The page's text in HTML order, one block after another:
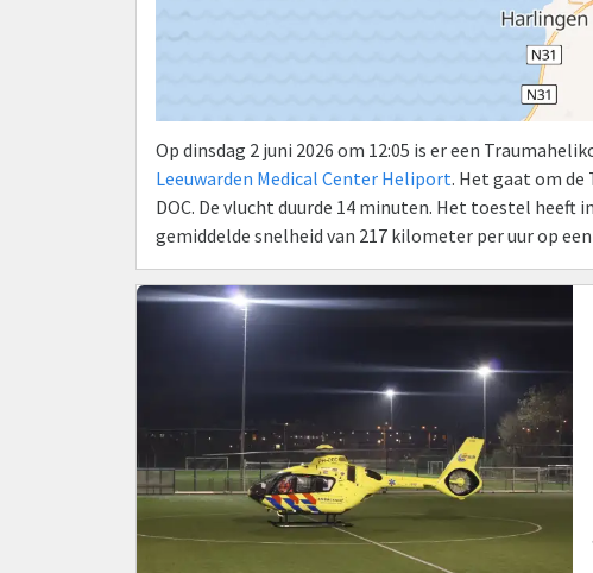
Op dinsdag 2 juni 2026 om 12:05 is er een
Leeuwarden Medical Center Heliport. Het gaat om
DOC. De vlucht duurde 14 minuten. Het toestel heeft
gemiddelde snelheid van 217 kilometer per uur op